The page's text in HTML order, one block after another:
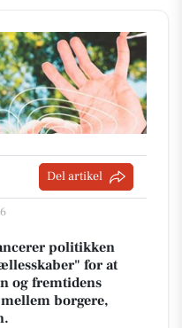
Del artikel
politikken
for at
og fremtidens
borgere,